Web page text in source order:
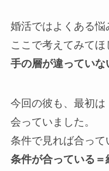
婚活ではよくある悩
ここで考えてみてほ
手の層が違っていな
今回の彼も、最初は
会っていました。
条件で見れば合って
条件が合っている＝